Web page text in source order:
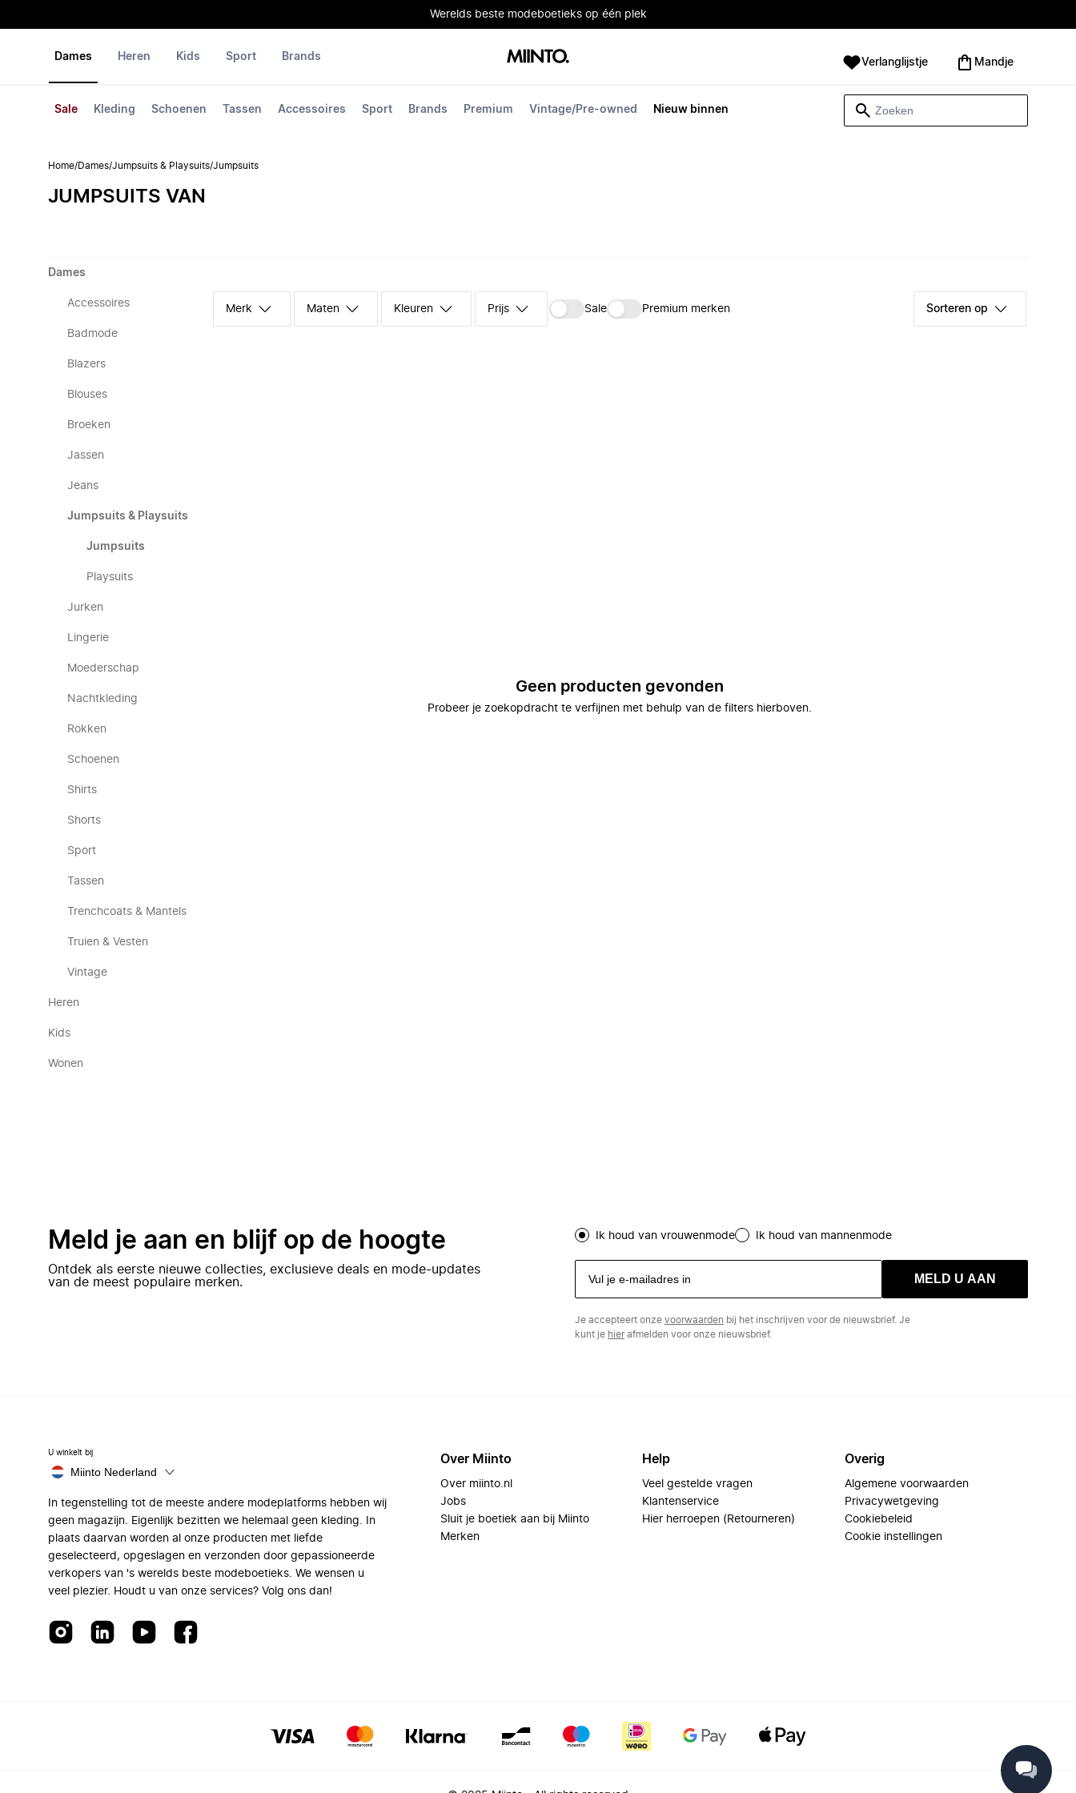
Werelds beste modeboetieks op één plek
Dames
Sale Kleding Schoenen Tassen Accessoires Sport Brands Premium Vintage/Pre-owned Nieuw binnen
Heren Kids Sport Brands Verlanglijstje Mandje
Home/Dames/Jumpsuits & Playsuits/Jumpsuits
JUMPSUITS VAN
Dames
Accessoires
Badmode
Blazers
Blouses
Broeken
Jassen
Jeans
Jumpsuits & Playsuits
Jumpsuits
Playsuits
Jurken
Lingerie
Moederschap
Nachtkleding
Rokken
Schoenen
Shirts
Shorts
Sport
Tassen
Trenchcoats & Mantels
Truien & Vesten
Vintage
Heren
Kids
Wonen
Merk Maten Kleuren Prijs Sale Premium merken Sorteren op
Geen producten gevonden
Probeer je zoekopdracht te verfijnen met behulp van de filters hierboven.
Meld je aan en blijf op de hoogte
Ontdek als eerste nieuwe collecties, exclusieve deals en mode-updates
van de meest populaire merken.
Ik houd van vrouwenmode Ik houd van mannenmode
MELD U AAN
Je accepteert onze voorwaarden bij het inschrijven voor de nieuwsbrief. Je
kunt je hierafmelden voor onze nieuwsbrief.
U winkelt bij
Miinto Nederland
In tegenstelling tot de meeste andere modeplatforms hebben wij
geen magazijn. Eigenlijk bezitten we helemaal geen kleding. In
plaats daarvan worden al onze producten met liefde
geselecteerd, opgeslagen en verzonden door gepassioneerde
verkopers van 's werelds beste modeboetieks. We wensen u
veel plezier. Houdt u van onze services? Volg ons dan!
Over Miinto
Over miinto.nl
Jobs
Sluit je boetiek aan bij Miinto
Merken
Help
Veel gestelde vragen
Klantenservice
Hier herroepen (Retourneren)
Overig
Algemene voorwaarden
Privacywetgeving
Cookiebeleid
Cookie instellingen